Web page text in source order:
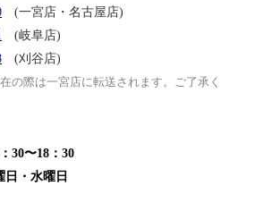
(一宮店・名古屋店)
(岐阜店)
(刈谷店)
の際は一宮店に転送されます。ご了承く
30〜18：30
・水曜日